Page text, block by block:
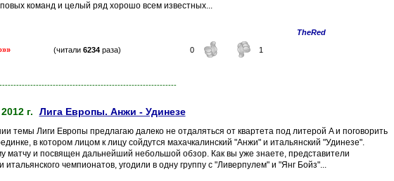
команд и целый ряд хорошо всем известных...
TheRed
(читали 6234раза) 0 1
г. Лига Европы. Анжи - Удинезе
темы Лиги Европы предлагаю далеко не отдаляться от квартета под литерой A и поговорить
в котором лицом к лицу сойдутся махачкалинский "Анжи" и итальянский "Удинезе".
матчу и посвящен дальнейший небольшой обзор. Как вы уже знаете, представители
итальянского чемпионатов, угодили в одну группу с "Ливерпулем" и "Янг Бойз"...